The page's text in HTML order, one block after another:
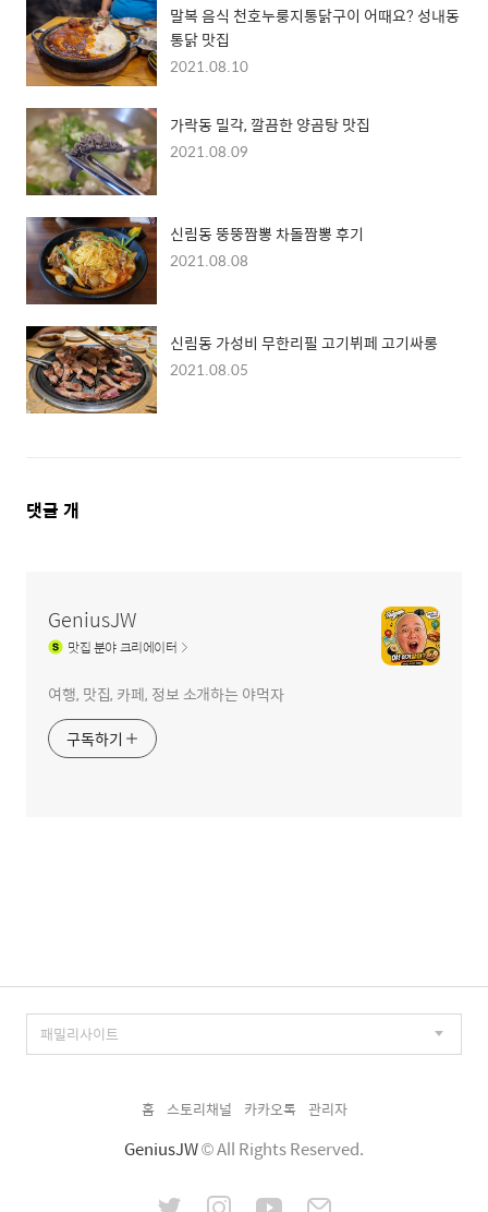
말복 음식 천호누룽지통닭구이 어때요? 성내동
통닭 맛집
2021.08.10
가락동 밀각, 깔끔한 양곰탕 맛집
2021.08.09
신림동 뚱뚱짬뽕 차돌짬뽕 후기
2021.08.08
신림동 가성비 무한리필 고기뷔페 고기싸롱
2021.08.05
댓
댓글 개
GeniusJW
맛집분야 크리에이터
여행, 맛집, 카페, 정보 소개하는 야먹자
구독하기
홈 스토리채널 카카오톡 관리자
GeniusJW© All Rights Reserved.